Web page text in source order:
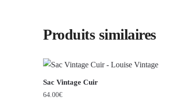
Produits similaires
Sac Vintage Cuir
64.00€